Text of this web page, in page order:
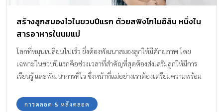
สร้างลูกสมองไวในขวบปีแรก ด้วยสฟิงโกไมอีลิน หนึ่งใน
สารอาหารในนมแม่
โลกที่หมุนเปลี่ยนไปเร็ว ยิ่งต้องพัฒนาสมองลูกให้มีศักยภาพ โดย
เฉพาะในขวบปีแรกคือช่วงเวลาที่สำคัญที่สุดต้องส่งเสริมลูกให้มีการ
เรียนรู้ และพัฒนาการที่ไว ซึ่งหน้าที่แม่อย่างเราต้องเตรียมความพร้อม
โอกาสการเรียนรู้ ที่จะช่วยเพิ่มพัฒนาการสมอง และศักยภาพการเรียนรู้
การคลอด & หลังคลอด